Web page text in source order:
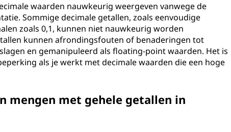
waarden nauwkeurig weergeven vanwege de
Sommige decimale getallen, zoals eenvoudige
zoals 0,1, kunnen niet nauwkeurig worden
kunnen afrondingsfouten of benaderingen tot
en gemanipuleerd als floating-point waarden. Het is
als je werkt met decimale waarden die een hoge
mengen met gehele getallen in